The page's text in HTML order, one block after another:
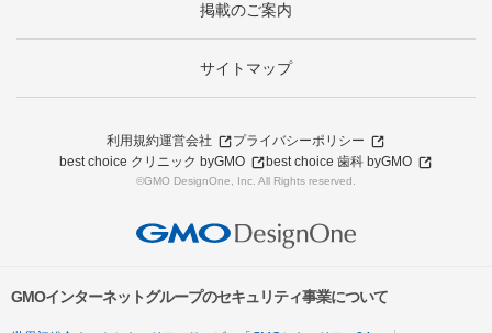
掲載のご案内
サイトマップ
利用規約運営会社
プライバシーポリシー
best choice クリニック byGMO
best choice 歯科 byGMO
©GMO DesignOne, Inc. All Rights reserved.
GMOインターネットグループのセキュリティ事業について